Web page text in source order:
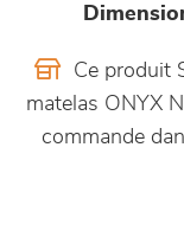
Ce produit
matelas ONYX
commande